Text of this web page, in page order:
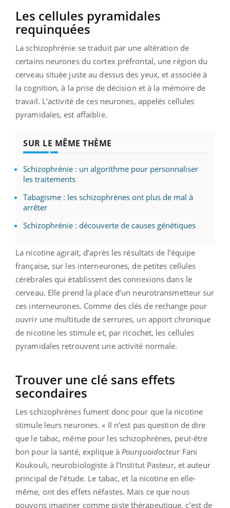
Les cellules pyramidales
requinquées
La schizophrénie se traduit par une altération de
certains neurones du cortex préfrontal, une région du
cerveau située juste au dessus des yeux, et associée à
la cognition, à la prise de décision et à la mémoire de
travail. L’activité de ces neurones, appelés cellules
pyramidales, est affaiblie.
SUR LE MÊME THÈME
Schizophrénie : un algorithme pour personnaliser
les traitements
Tabagisme : les schizophrènes ont plus de mal à
arrêter
Schizophrénie : découverte de causes génétiques
La nicotine agirait, d’après les résultats de l’équipe
française, sur les interneurones, de petites cellules
cérébrales qui établissent des connexions dans le
cerveau. Elle prend la place d’un neurotransmetteur sur
ces interneurones. Comme des clés de rechange pour
ouvrir une multitude de serrures, un apport chronique
de nicotine les stimule et, par ricochet, les cellules
pyramidales retrouvent une activité normale.
Trouver une clé sans effets
secondaires
Les schizophrènes fument donc pour que la nicotine
stimule leurs neurones. « Il n’est pas question de dire
que le tabac, même pour les schizophrènes, peut-être
bon pour la santé, explique àPourquoidocteurFani
Koukouli, neurobiologiste à l’Institut Pasteur, et auteur
principal de l’étude. Le tabac, et la nicotine en elle-
même, ont des effets néfastes. Mais ce que nous
pouvons imaginer comme piste thérapeutique, c’est de